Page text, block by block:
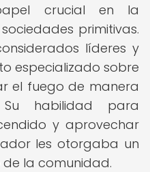
crucial en la
primitivas.
líderes y
especializado sobre
el fuego de manera
habilidad para
y aprovechar
les otorgaba un
la comunidad.